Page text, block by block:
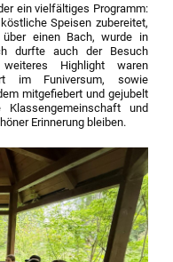
ein vielfältiges Programm:
Speisen zubereitet,
einen Bach, wurde in
durfte auch der Besuch
Highlight waren
im Funiversum, sowie
mitgefiebert und gejubelt
und
Erinnerung bleiben.